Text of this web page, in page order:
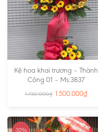
Kệ hoa khai trương – Thành
Công 01 – Ms:3837
1.730.000₫ 1.500.000₫
-10%